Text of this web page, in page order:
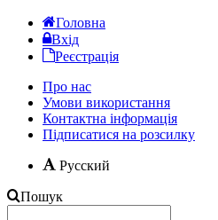
Головна
Вхід
Реєстрація
Про нас
Умови використання
Контактна інформація
Підписатися на розсилку
Русский
Пошук